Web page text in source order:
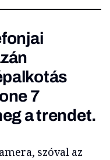
7
a trendet.
szóval az